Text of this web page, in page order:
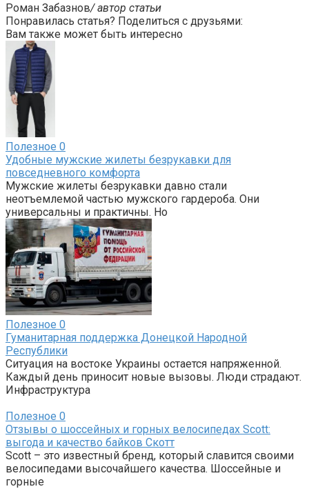
Роман Забазнов/ автор статьи
Понравилась статья? Поделиться с друзьями:
Вам также может быть интересно
Полезное 0
Удобные мужские жилеты безрукавки для
повседневного комфорта
Мужские жилеты безрукавки давно стали
неотъемлемой частью мужского гардероба. Они
универсальны и практичны. Но
Полезное 0
Гуманитарная поддержка Донецкой Народной
Республики
Ситуация на востоке Украины остается напряженной.
Каждый день приносит новые вызовы. Люди страдают.
Инфраструктура
Полезное 0
Отзывы о шоссейных и горных велосипедах Scott:
выгода и качество байков Скотт
Scott – это известный бренд, который славится своими
велосипедами высочайшего качества. Шоссейные и
горные